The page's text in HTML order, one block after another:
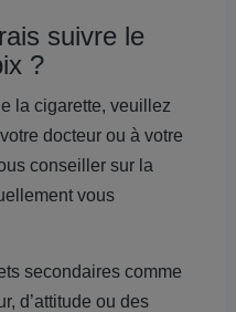
suivre le
?
la cigarette, veuillez
docteur ou à votre
conseiller sur la
vous
secondaires comme
d’attitude ou des